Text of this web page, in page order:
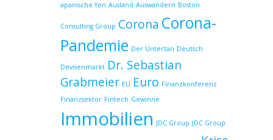
apanische Yen Ausland Auswandern Boston
Consulting Group Corona Corona-
Pandemie Der Untertan Deutsch
Devisenmarkt Dr. Sebastian
Grabmeier EU Euro Finanzkonferenz
Finanzsektor Fintech Gewinne
Immobilien JDC Group JDC Group